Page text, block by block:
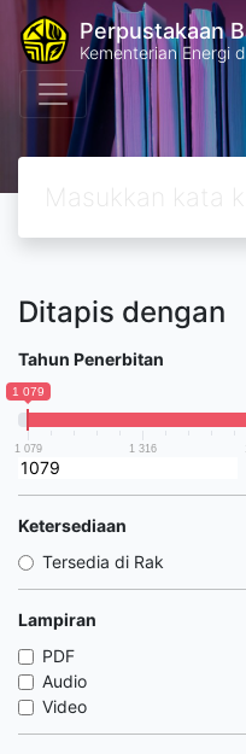
Perpustakaan
Kementerian Energi
Ditapis dengan
Tahun Penerbitan
1 079
1 079 1 316
Ketersediaan
Tersedia di Rak
Lampiran
PDF
Audio
Video